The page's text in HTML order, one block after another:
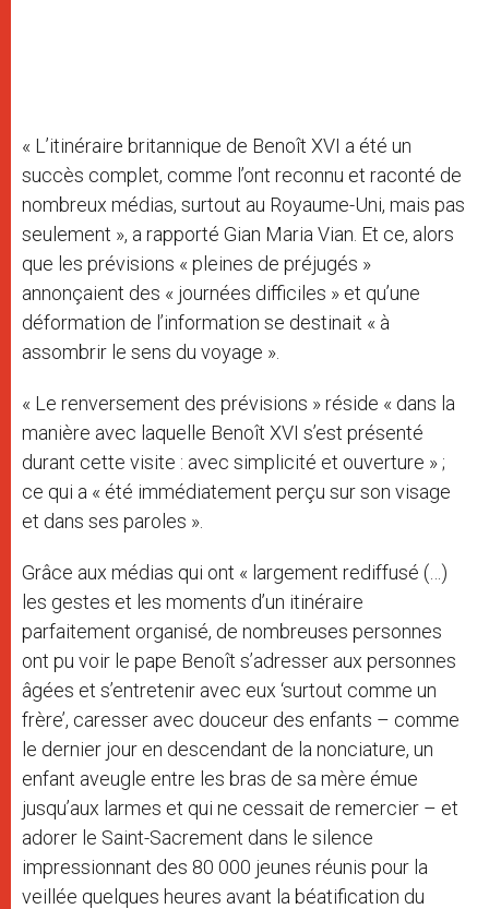
« L’itinéraire britannique de Benoît XVI a été un
succès complet, comme l’ont reconnu et raconté de
nombreux médias, surtout au Royaume-Uni, mais pas
seulement », a rapporté Gian Maria Vian. Et ce, alors
que les prévisions « pleines de préjugés »
annonçaient des « journées difficiles » et qu’une
déformation de l’information se destinait « à
assombrir le sens du voyage ».
« Le renversement des prévisions » réside « dans la
manière avec laquelle Benoît XVI s’est présenté
durant cette visite : avec simplicité et ouverture » ;
ce qui a « été immédiatement perçu sur son visage
et dans ses paroles ».
Grâce aux médias qui ont « largement rediffusé (…)
les gestes et les moments d’un itinéraire
parfaitement organisé, de nombreuses personnes
ont pu voir le pape Benoît s’adresser aux personnes
âgées et s’entretenir avec eux ‘surtout comme un
frère’, caresser avec douceur des enfants – comme
le dernier jour en descendant de la nonciature, un
enfant aveugle entre les bras de sa mère émue
jusqu’aux larmes et qui ne cessait de remercier – et
adorer le Saint-Sacrement dans le silence
impressionnant des 80 000 jeunes réunis pour la
veillée quelques heures avant la béatification du